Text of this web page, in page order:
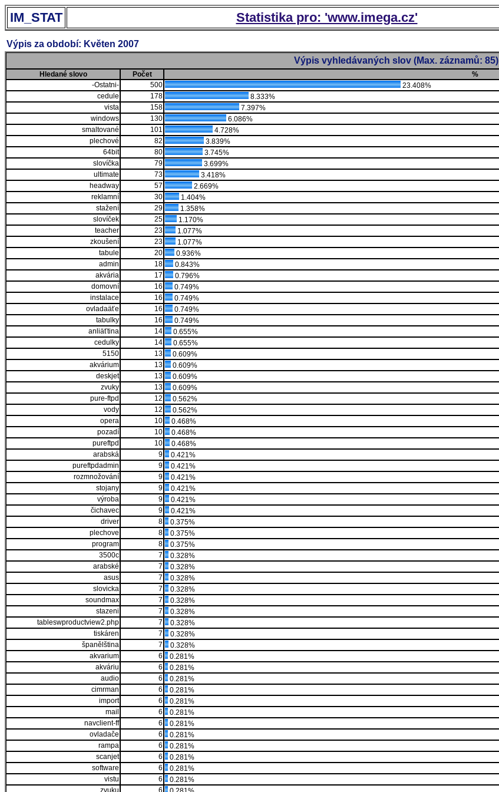
IM_STAT Statistika pro: 'www.imega.cz'
Výpis za období: Květen 2007
Výpis vyhledávaných slov (Max. záznamů: 85)
Hledané slovo Počet
%
-Ostatni-
500
23.408%
cedule
178
8.333%
vista
158
7.397%
windows
130
6.086%
smaltované
101
4.728%
plechové
82
3.839%
64bit
80
3.745%
slovíčka
79
3.699%
ultimate
73
3.418%
headway
57
2.669%
reklamní
30
1.404%
stažení
29
1.358%
slovíček
25
1.170%
teacher
23
1.077%
zkoušení
23
1.077%
tabule
20
0.936%
admin
18
0.843%
akvária
17
0.796%
domovní
16
0.749%
instalace
16
0.749%
ovladaäťe
16
0.749%
tabulky
16
0.749%
anliäťtina
14
0.655%
cedulky
14
0.655%
5150
13
0.609%
akvárium
13
0.609%
deskjet
13
0.609%
zvuky
13
0.609%
pure-ftpd
12
0.562%
vody
12
0.562%
opera
10
0.468%
pozadí
10
0.468%
pureftpd
10
0.468%
arabská
9
0.421%
pureftpdadmin
9
0.421%
rozmnožování
9
0.421%
stojany
9
0.421%
výroba
9
0.421%
čichavec
9
0.421%
driver
8
0.375%
plechove
8
0.375%
program
8
0.375%
3500c
7
0.328%
arabské
7
0.328%
asus
7
0.328%
slovicka
7
0.328%
soundmax
7
0.328%
stazeni
7
0.328%
tableswproductview2.php
7
0.328%
tiskáren
7
0.328%
španělština
7
0.328%
akvarium
6
0.281%
akváriu
6
0.281%
audio
6
0.281%
cimrman
6
0.281%
import
6
0.281%
mail
6
0.281%
navclient-ff
6
0.281%
ovladače
6
0.281%
rampa
6
0.281%
scanjet
6
0.281%
software
6
0.281%
vistu
6
0.281%
zvuku
6